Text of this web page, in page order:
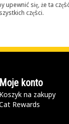
się, że ta
części.
Moje konto
Koszyk na zakupy
Rewards